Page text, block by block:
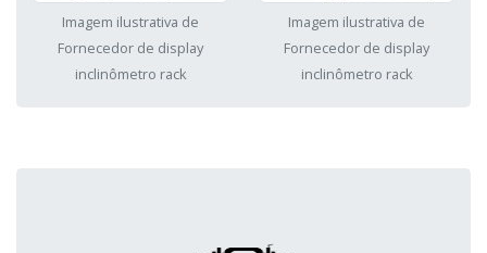
Imagem ilustrativa de
Fornecedor de display
inclinômetro rack
Imagem ilustrativa de
Fornecedor de display
inclinômetro rack